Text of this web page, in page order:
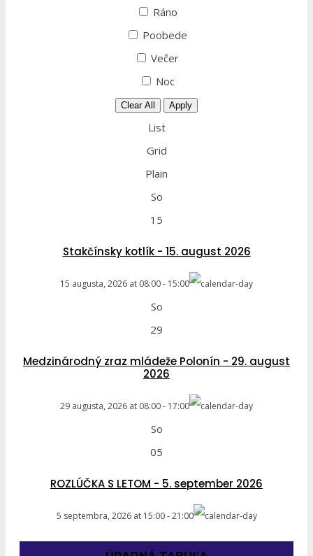
Ráno
Poobede
Večer
Noc
Clear All Apply
List
Grid
Plain
So
15
Stakčínsky kotlík - 15. august 2026
15 augusta, 2026 at 08:00- 15:00
So
29
Medzinárodný zraz mládeže Polonín - 29. august
2026
29 augusta, 2026 at 08:00- 17:00
So
05
ROZLÚČKA S LETOM - 5. september 2026
5 septembra, 2026 at 15:00-21:00